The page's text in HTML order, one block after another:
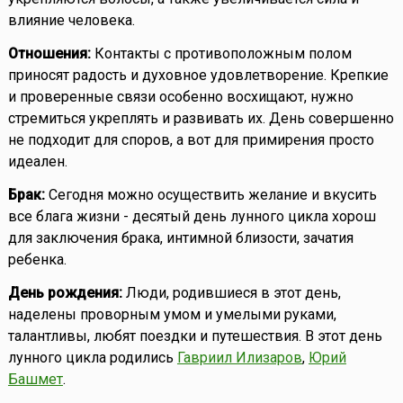
влияние человека.
Отношения: Контакты с противоположным полом
приносят радость и духовное удовлетворение. Крепкие
и проверенные связи особенно восхищают, нужно
стремиться укреплять и развивать их. День совершенно
не подходит для споров, а вот для примирения просто
идеален.
Брак: Сегодня можно осуществить желание и вкусить
все блага жизни - десятый день лунного цикла хорош
для заключения брака, интимной близости, зачатия
ребенка.
День рождения: Люди, родившиеся в этот день,
наделены проворным умом и умелыми руками,
талантливы, любят поездки и путешествия. В этот день
лунного цикла родились Гавриил Илизаров, Юрий
Башмет.